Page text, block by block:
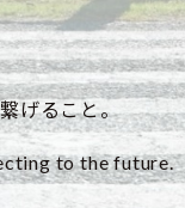
げること。
to the future.